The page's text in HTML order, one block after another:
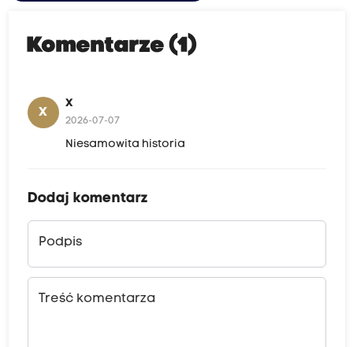
Komentarze (1)
X
X
2026-07-07
Niesamowita historia
Dodaj komentarz
Podpis
Treść komentarza